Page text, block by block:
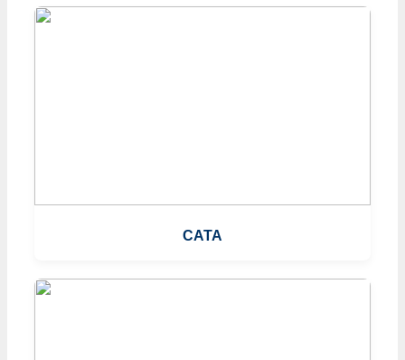
CATA